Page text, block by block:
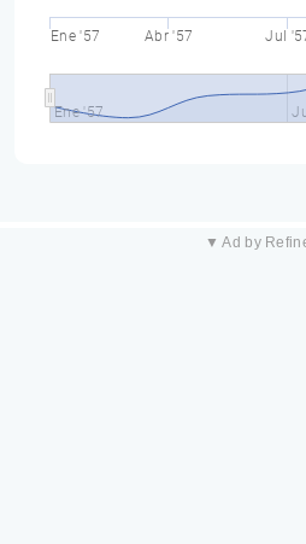
Ene '57 Abr '57 Jul
Ene '57
▼ Ad by